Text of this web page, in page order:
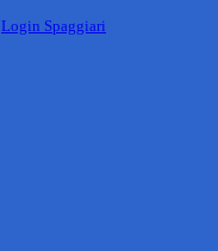
Login Spaggiari